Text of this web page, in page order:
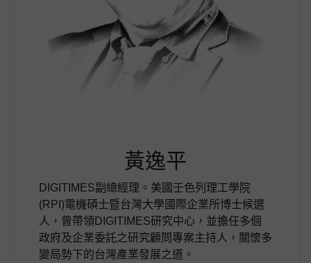
黃逸平
DIGITIMES副總經理。美國壬色列理工學院
(RPI)電機碩士暨台灣大學國際企業所博士候選
人，曾帶領DIGITIMES研究中心，並擔任多個
政府及企業委託之研究顧問專案主持人，關懷多
變局勢下的台灣產業發展之道。